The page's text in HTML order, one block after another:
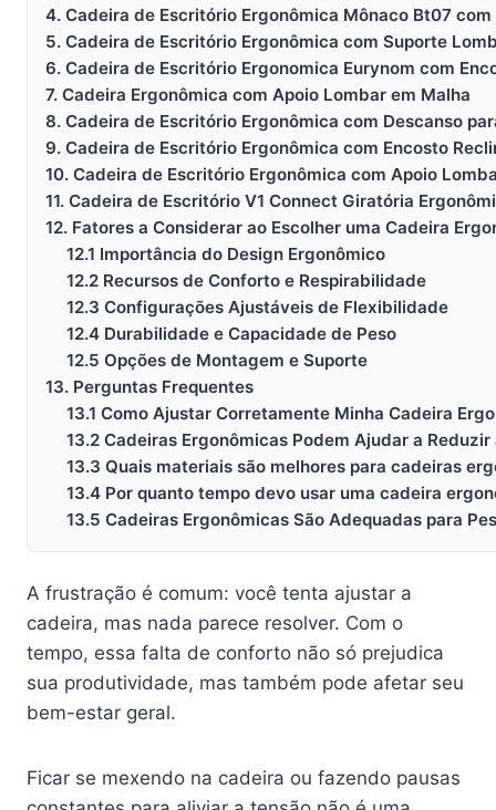
4. Cadeira de Escritório Ergonômica Mônaco Bt07 com
5. Cadeira de Escritório Ergonômica com Suporte
6. Cadeira de Escritório Ergonomica Eurynom com
7. Cadeira Ergonômica com Apoio Lombar em Malha
8. Cadeira de Escritório Ergonômica com Descanso
9. Cadeira de Escritório Ergonômica com Encosto
10. Cadeira de Escritório Ergonômica com Apoio
11. Cadeira de Escritório V1 Connect Giratória
12. Fatores a Considerar ao Escolher uma Cadeira
12.1 Importância do Design Ergonômico
12.2 Recursos de Conforto e Respirabilidade
12.3 Configurações Ajustáveis de Flexibilidade
12.4 Durabilidade e Capacidade de Peso
12.5 Opções de Montagem e Suporte
13. Perguntas Frequentes
13.1 Como Ajustar Corretamente Minha Cadeira
13.2 Cadeiras Ergonômicas Podem Ajudar a Reduzir
13.3 Quais materiais são melhores para cadeiras
13.4 Por quanto tempo devo usar uma cadeira
13.5 Cadeiras Ergonômicas São Adequadas para
A frustração é comum: você tenta ajustar a
cadeira, mas nada parece resolver. Com o
tempo, essa falta de conforto não só prejudica
sua produtividade, mas também pode afetar seu
bem-estar geral.
Ficar se mexendo na cadeira ou fazendo pausas